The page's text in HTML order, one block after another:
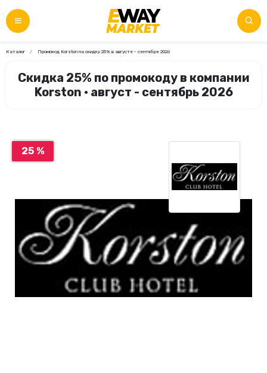
Каталог Промокод Korston на скидку 25% в августе - сентябре 2026
Скидка 25% по промокоду в компании
Korston • август - сентябрь 2026
25 %